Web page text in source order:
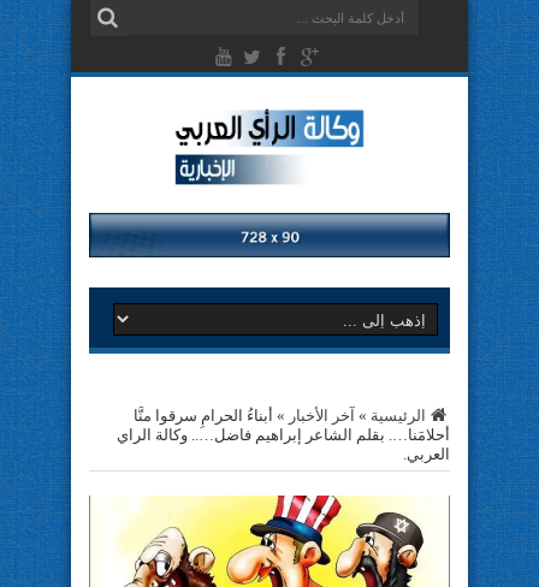
الرئيسية » آخر الأخبار » أبناءُ الحرامِ سرقوا منَّا
أحلامَنا…. بقلم الشاعر إبراهيم فاضل….. وكالة الراي
العربي.